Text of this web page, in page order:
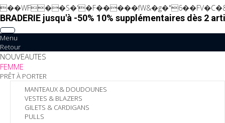
BRADERIE jusqu'à -50% 10% supplémentaires dès 2
Menu
Retour
NOUVEAUTES
FEMME
PRÊT À PORTER
MANTEAUX & DOUDOUNES
VESTES & BLAZERS
GILETS & CARDIGANS
PULLS